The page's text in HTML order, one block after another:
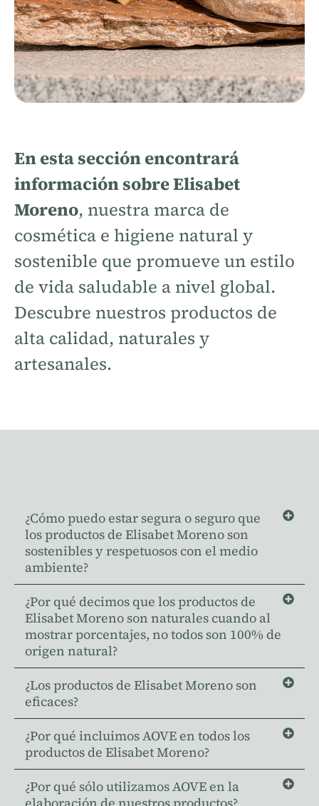
En esta sección encontrará
información sobre Elisabet
Moreno, nuestra marca de
cosmética e higiene natural y
sostenible que promueve un estilo
de vida saludable a nivel global.
Descubre nuestros productos de
alta calidad, naturales y
artesanales.
¿Cómo puedo estar segura o seguro que
los productos de Elisabet Moreno son
sostenibles y respetuosos con el medio
ambiente?
¿Por qué decimos que los productos de
Elisabet Moreno son naturales cuando al
mostrar porcentajes, no todos son 100% de
origen natural?
¿Los productos de Elisabet Moreno son
eficaces?
¿Por qué incluimos AOVE en todos los
productos de Elisabet Moreno?
¿Por qué sólo utilizamos AOVE en la